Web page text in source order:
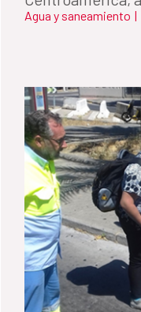
España.
Agua y saneamiento |